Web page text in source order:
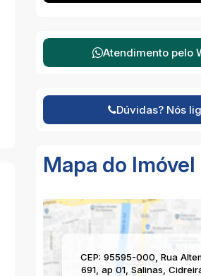
Atendimento pelo
Dúvidas? Nós
Mapa do Imóvel
CEP: 95595-000 Rua
691 ap 01 Salinas